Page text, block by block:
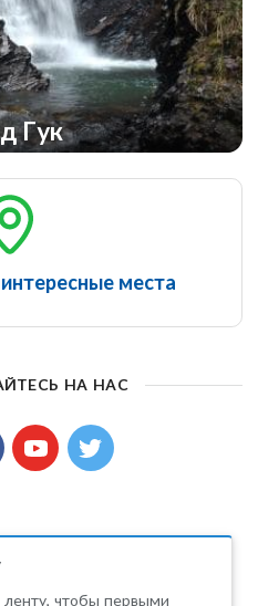
Гук
места
НА НАС
чтобы первыми